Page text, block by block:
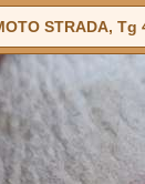
STRADA, Tg